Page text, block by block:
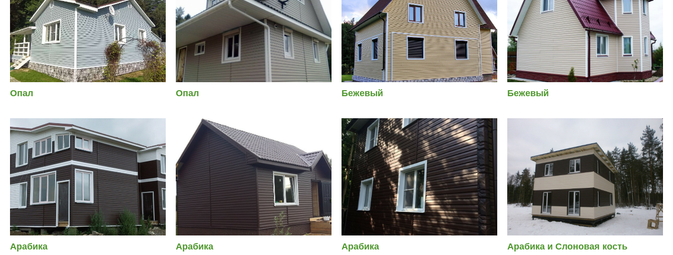
Опал Опал Бежевый Бежевый
Арабика Арабика Арабика Арабика и Слоновая кость